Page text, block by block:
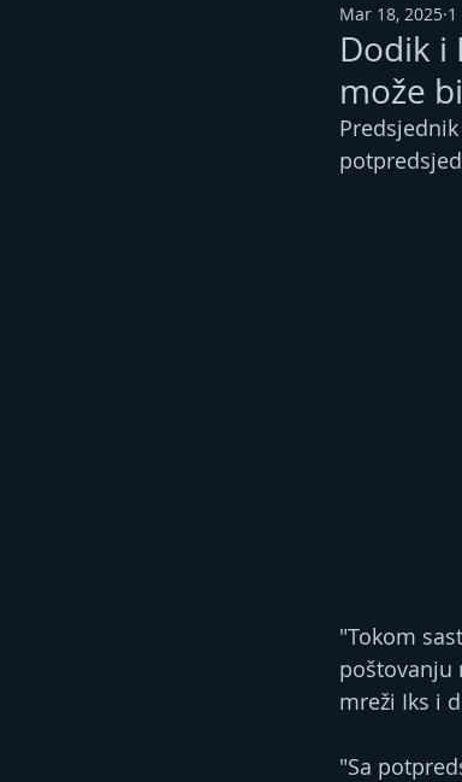
Dodik i
može
Mar 18, 2025
"Tokom
poštovanju
mreži Iks i
"Sa